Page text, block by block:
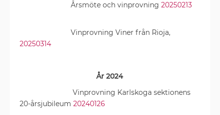
Årsmöte och vinprovning 20250213
Vinprovning Viner från Rioja,
20250314
År 2024
Vinprovning Karlskoga sektionens
20-årsjubileum 20240126